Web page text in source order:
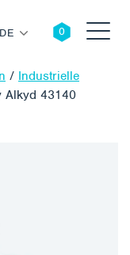
DE
/ Industrielle
Alkyd 43140